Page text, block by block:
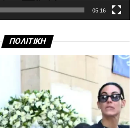
05:16
ΠΟΛΙΤΙΚΗ